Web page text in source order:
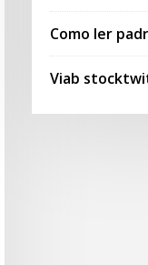
Como ler
Viab